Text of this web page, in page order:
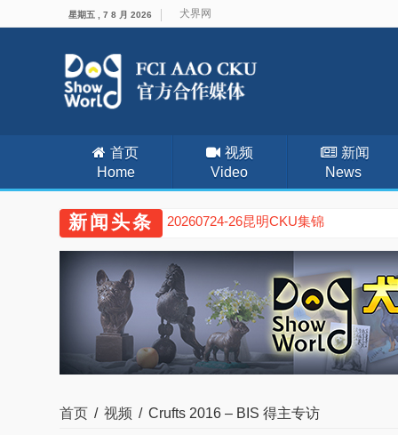
星期五 , 7 8 月 2026 犬界网
首页
Home
视频
Video
新闻
News
新闻头条 20260724-26昆明CKU集锦
首页 / 视频 / Crufts 2016 – BIS 得主专访